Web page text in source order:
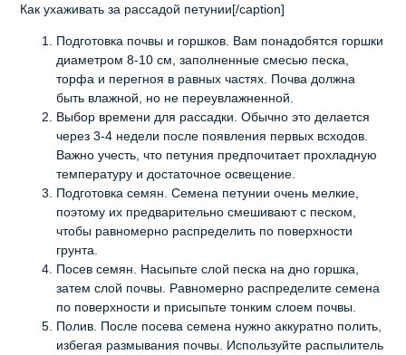
Как ухаживать за рассадой петунии[/caption]
Подготовка почвы и горшков. Вам понадобятся горшки
диаметром 8-10 см, заполненные смесью песка,
торфа и перегноя в равных частях. Почва должна
быть влажной, но не переувлажненной.
Выбор времени для рассадки. Обычно это делается
через 3-4 недели после появления первых всходов.
Важно учесть, что петуния предпочитает прохладную
температуру и достаточное освещение.
Подготовка семян. Семена петунии очень мелкие,
поэтому их предварительно смешивают с песком,
чтобы равномерно распределить по поверхности
грунта.
Посев семян. Насыпьте слой песка на дно горшка,
затем слой почвы. Равномерно распределите семена
по поверхности и присыпьте тонким слоем почвы.
Полив. После посева семена нужно аккуратно полить,
избегая размывания почвы. Используйте распылитель